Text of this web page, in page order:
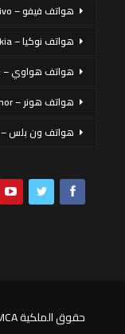
هواتف فيفو – Vivo
هواتف نوكيا – Nokia
هواتف هواوي – Huawei
هواتف هونر – honor
هواتف ون بلس – OnePlus
حقوق الملكية DMCA